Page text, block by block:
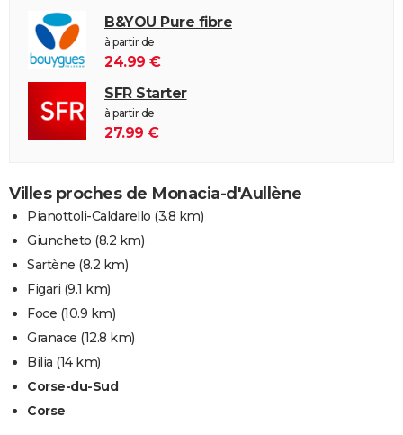
B&YOU Pure fibre
à partir de
24.99 €
SFR Starter
à partir de
27.99 €
Villes proches de Monacia-d'Aullène
Pianottoli-Caldarello (3.8 km)
Giuncheto (8.2 km)
Sartène (8.2 km)
Figari (9.1 km)
Foce (10.9 km)
Granace (12.8 km)
Bilia (14 km)
Corse-du-Sud
Corse